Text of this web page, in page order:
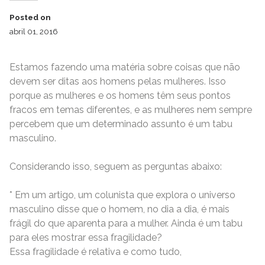
Posted on
abril 01, 2016
Estamos fazendo uma matéria sobre coisas que não
devem ser ditas aos homens pelas mulheres. Isso
porque as mulheres e os homens têm seus pontos
fracos em temas diferentes, e as mulheres nem sempre
percebem que um determinado assunto é um tabu
masculino.
Considerando isso, seguem as perguntas abaixo:
* Em um artigo, um colunista que explora o universo
masculino disse que o homem, no dia a dia, é mais
frágil do que aparenta para a mulher. Ainda é um tabu
para eles mostrar essa fragilidade?
Essa fragilidade é relativa e como tudo,